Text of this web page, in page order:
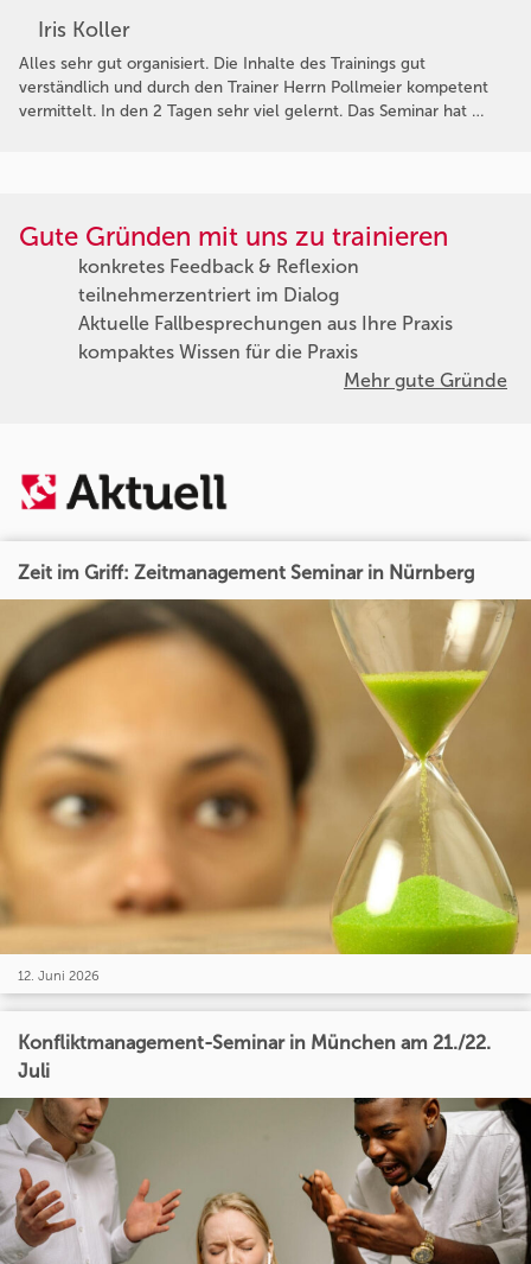
Iris Koller
Alles sehr gut organisiert. Die Inhalte des Trainings gut
verständlich und durch den Trainer Herrn Pollmeier kompetent
vermittelt. In den 2 Tagen sehr viel gelernt. Das Seminar hat …
Gute Gründen mit uns zu trainieren
konkretes Feedback & Reflexion
teilnehmerzentriert im Dialog
Aktuelle Fallbesprechungen aus Ihre Praxis
kompaktes Wissen für die Praxis
Mehr gute Gründe
Zeit im Griff: Zeitmanagement Seminar in Nürnberg
12. Juni 2026
Konfliktmanagement-Seminar in München am 21./22.
Juli